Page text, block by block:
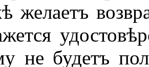
желаетъ
не будетъ